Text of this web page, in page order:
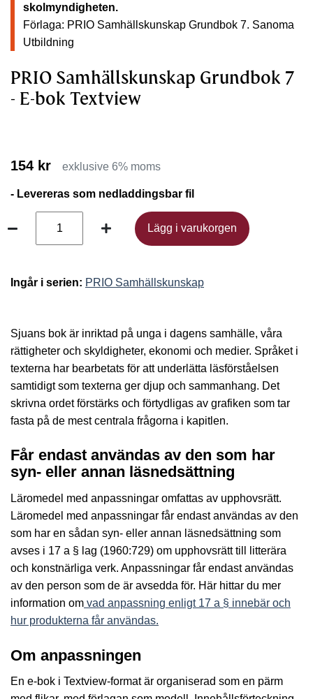
skolmyndigheten.
Förlaga: PRIO Samhällskunskap Grundbok 7. Sanoma
Utbildning
PRIO Samhällskunskap Grundbok 7
- E-bok Textview
154 kr exklusive 6% moms
- Levereras som nedladdingsbar fil
Lägg i varukorgen
Lägg i varukorgen
Ingår i serien: PRIO Samhällskunskap
Sjuans bok är inriktad på unga i dagens samhälle, våra
rättigheter och skyldigheter, ekonomi och medier. Språket i
texterna har bearbetats för att underlätta läsförståelsen
samtidigt som texterna ger djup och sammanhang. Det
skrivna ordet förstärks och förtydligas av grafiken som tar
fasta på de mest centrala frågorna i kapitlen.
Får endast användas av den som har
syn- eller annan läsnedsättning
Läromedel med anpassningar omfattas av upphovsrätt.
Läromedel med anpassningar får endast användas av den
som har en sådan syn- eller annan läsnedsättning som
avses i 17 a § lag (1960:729) om upphovsrätt till litterära
och konstnärliga verk. Anpassningar får endast användas
av den person som de är avsedda för. Här hittar du mer
information om vad anpassning enligt 17 a § innebär och
hur produkterna får användas.
Om anpassningen
En e-bok i Textview-format är organiserad som en pärm